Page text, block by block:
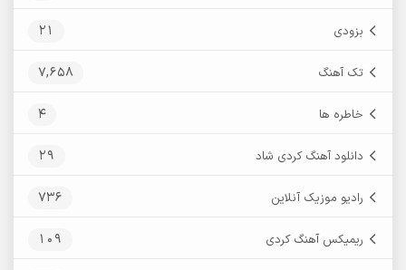
بزودی 21
تک آهنگ 7,658
خاطره ها 4
دانلود آهنگ کردی شاد 29
رادیو موزیک آنلاین 736
ریمیکس آهنگ کردی 109